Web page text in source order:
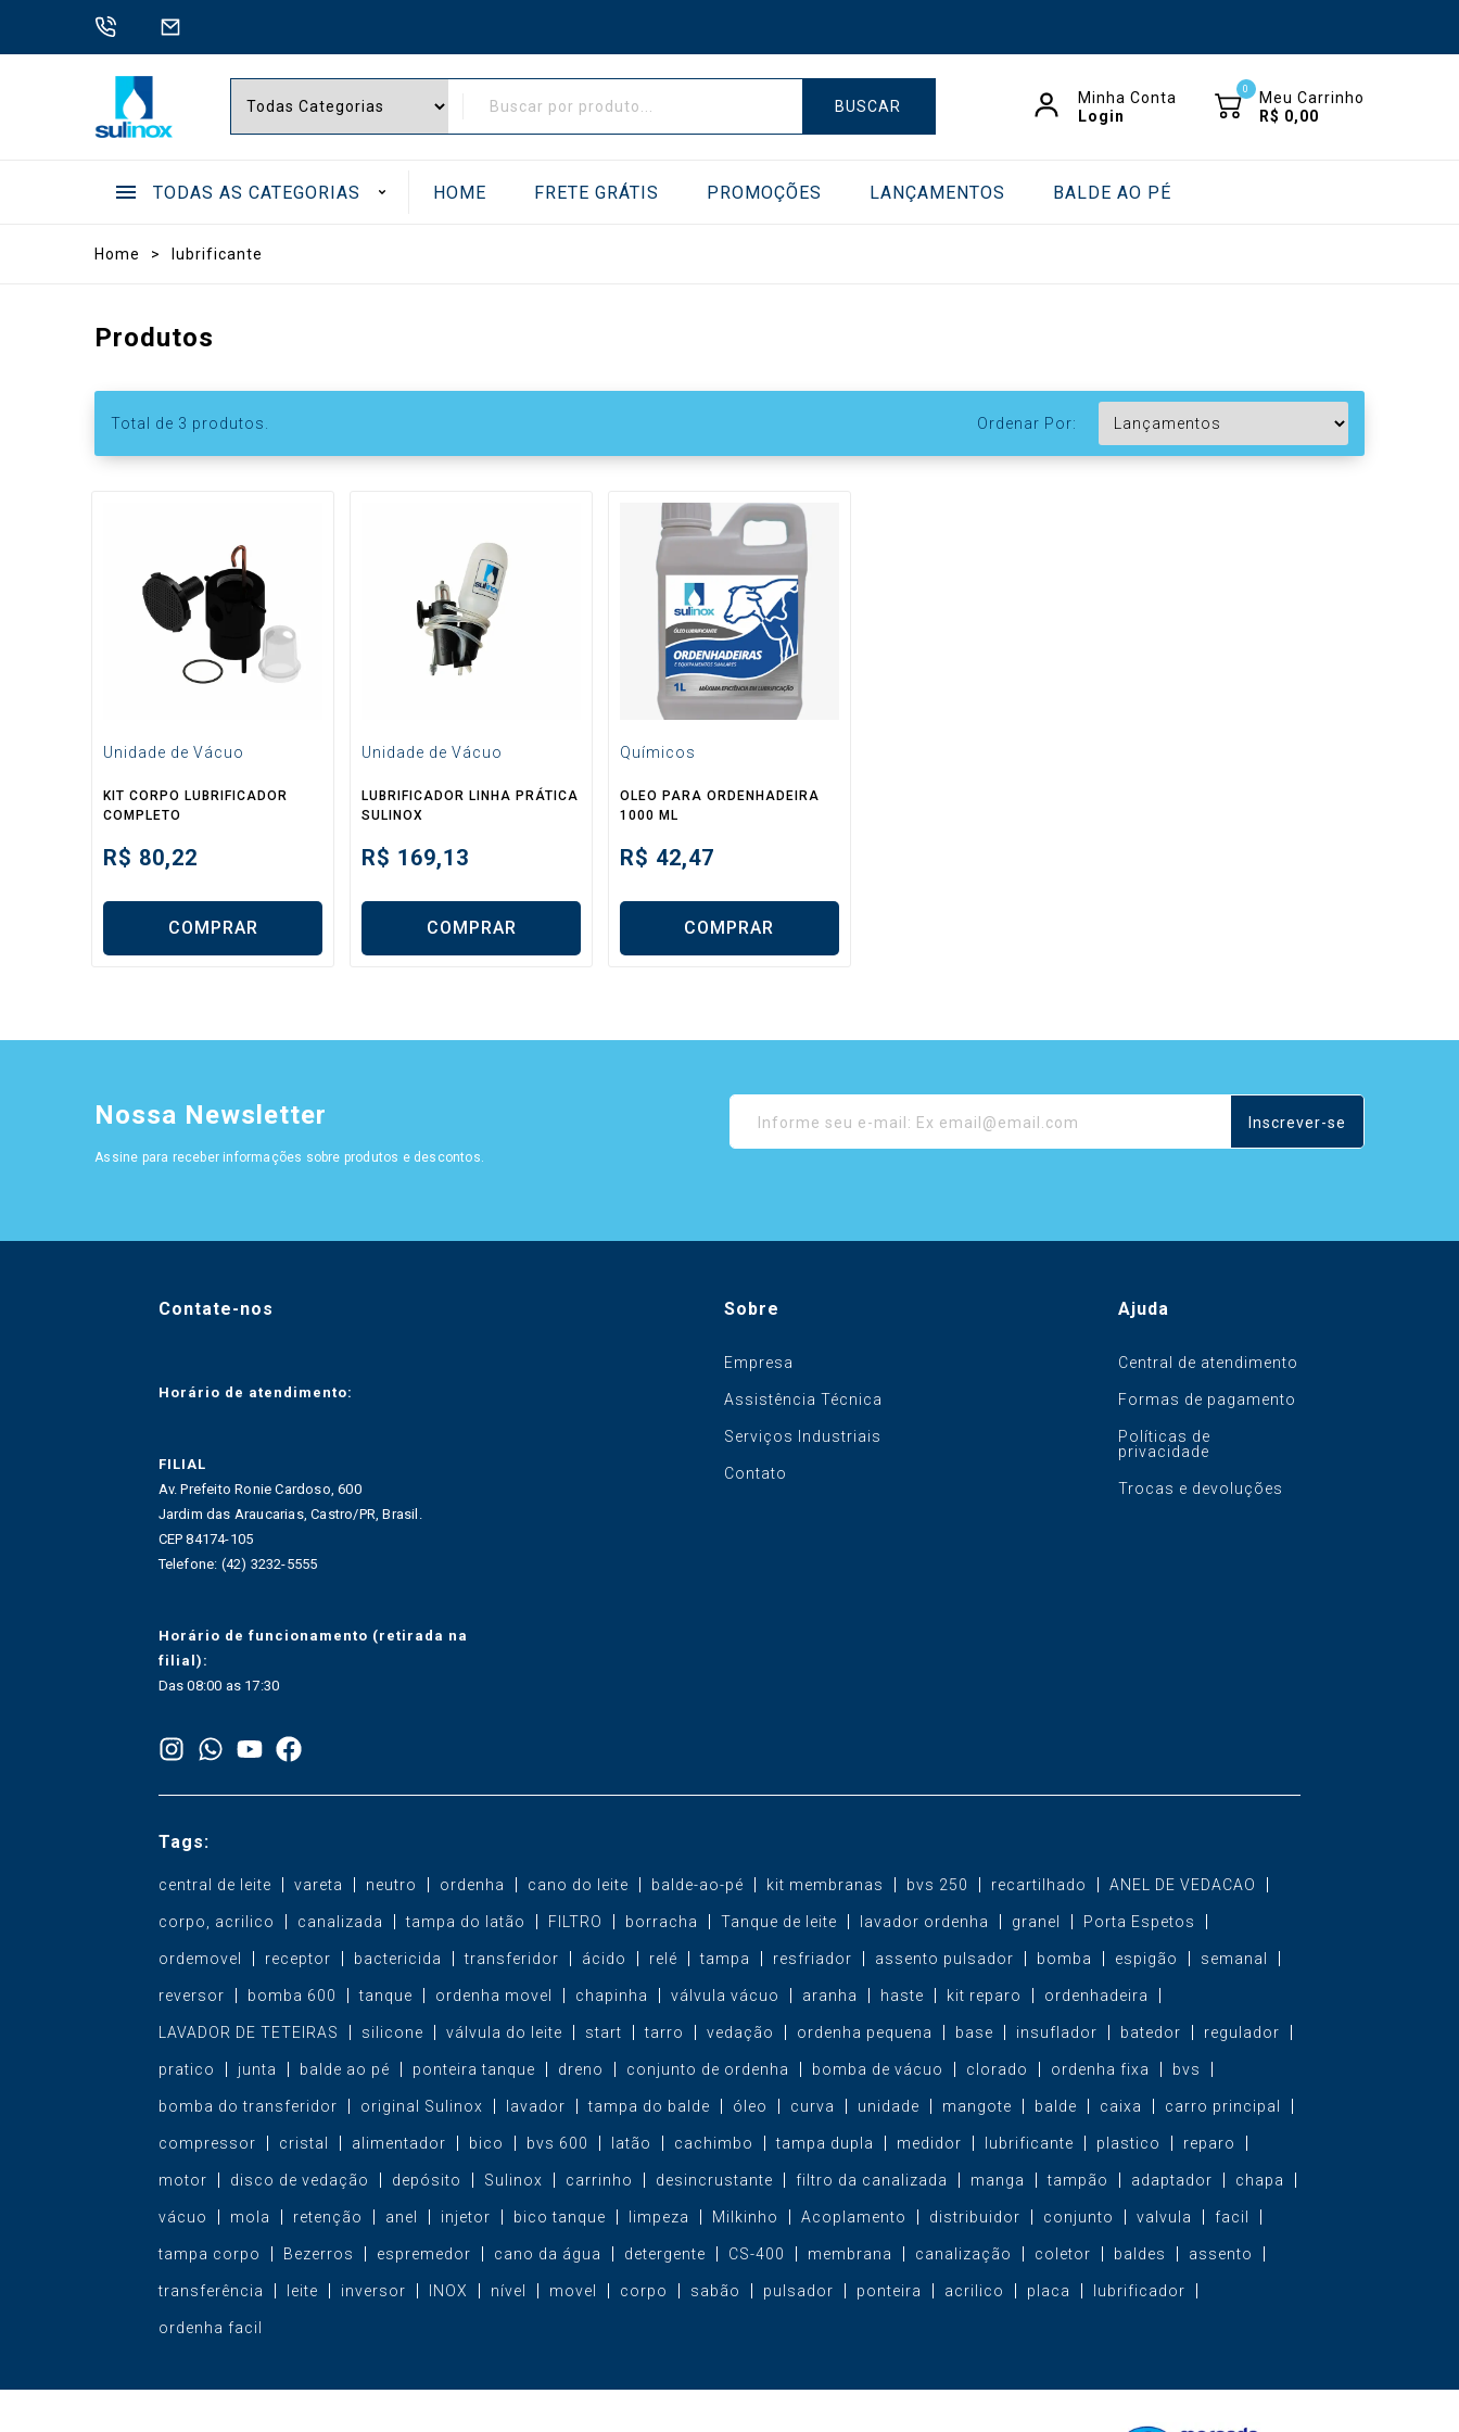
BUSCAR
Minha Conta
Login
0
Meu Carrinho
R$ 0,00
. TODAS AS CATEGORIAS HOME FRETE GRÁTIS PROMOÇÕES LANÇAMENTOS BALDE AO PÉ
Home > lubrificante
Produtos
Total de 3 produtos. Ordenar Por:
Unidade de Vácuo
KIT CORPO LUBRIFICADOR
COMPLETO
R$ 80,22
COMPRAR
Unidade de Vácuo
LUBRIFICADOR LINHA PRÁTICA
SULINOX
R$ 169,13
COMPRAR
Químicos
OLEO PARA ORDENHADEIRA
1000 ML
R$ 42,47
COMPRAR
Nossa Newsletter
Assine para receber informações sobre produtos e descontos.
Inscrever-se
Contate-nos
Horário de atendimento:
FILIAL
Av. Prefeito Ronie Cardoso, 600
Jardim das Araucarias, Castro/PR, Brasil.
CEP 84174-105
Telefone: (42) 3232-5555
Horário de funcionamento (retirada na
filial):
Das 08:00 as 17:30
Sobre
Empresa
Assistência Técnica
Serviços Industriais
Contato
Ajuda
Central de atendimento
Formas de pagamento
Políticas de
privacidade
Trocas e devoluções
Tags:
central de leite vareta neutro ordenha cano do leite balde-ao-pé kit membranas bvs 250 recartilhado ANEL DE VEDACAO
corpo, acrilico canalizada tampa do latão FILTRO borracha Tanque de leite lavador ordenha granel Porta Espetos
ordemovel receptor bactericida transferidor ácido relé tampa resfriador assento pulsador bomba espigão semanal
reversor bomba 600 tanque ordenha movel chapinha válvula vácuo aranha haste kit reparo ordenhadeira
LAVADOR DE TETEIRAS silicone válvula do leite start tarro vedação ordenha pequena base insuflador batedor regulador
pratico junta balde ao pé ponteira tanque dreno conjunto de ordenha bomba de vácuo clorado ordenha fixa bvs
bomba do transferidor original Sulinox lavador tampa do balde óleo curva unidade mangote balde caixa carro principal
compressor cristal alimentador bico bvs 600 latão cachimbo tampa dupla medidor lubrificante plastico reparo
motor disco de vedação depósito Sulinox carrinho desincrustante filtro da canalizada manga tampão adaptador chapa
vácuo mola retenção anel injetor bico tanque limpeza Milkinho Acoplamento distribuidor conjunto valvula facil
tampa corpo Bezerros espremedor cano da água detergente CS-400 membrana canalização coletor baldes assento
transferência leite inversor INOX nível movel corpo sabão pulsador ponteira acrilico placa lubrificador
ordenha facil